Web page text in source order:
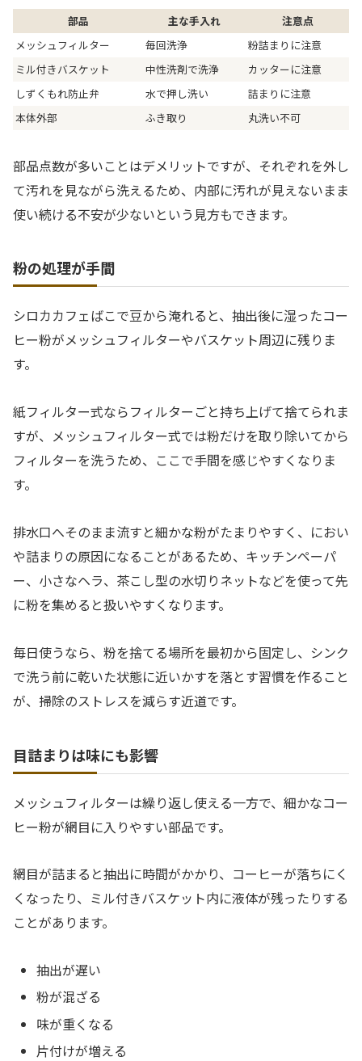
部品 主な手入れ
注意点
メッシュフィルター
毎回洗浄
粉詰まりに注意
ミル付きバスケット
中性洗剤で洗浄
カッターに注意
しずくもれ防止弁
水で押し洗い
詰まりに注意
本体外部
ふき取り 丸洗い不可
部品点数が多いことはデメリットですが、それぞれを外し
て汚れを見ながら洗えるため、内部に汚れが見えないまま
使い続ける不安が少ないという見方もできます。
粉の処理が手間
シロカカフェばこで豆から淹れると、抽出後に湿ったコー
ヒー粉がメッシュフィルターやバスケット周辺に残りま
す。
紙フィルター式ならフィルターごと持ち上げて捨てられま
すが、メッシュフィルター式では粉だけを取り除いてから
フィルターを洗うため、ここで手間を感じやすくなりま
す。
排水口へそのまま流すと細かな粉がたまりやすく、におい
や詰まりの原因になることがあるため、キッチンペーパ
ー、小さなヘラ、茶こし型の水切りネットなどを使って先
に粉を集めると扱いやすくなります。
毎日使うなら、粉を捨てる場所を最初から固定し、シンク
で洗う前に乾いた状態に近いかすを落とす習慣を作ること
が、掃除のストレスを減らす近道です。
目詰まりは味にも影響
メッシュフィルターは繰り返し使える一方で、細かなコー
ヒー粉が網目に入りやすい部品です。
網目が詰まると抽出に時間がかかり、コーヒーが落ちにく
くなったり、ミル付きバスケット内に液体が残ったりする
ことがあります。
抽出が遅い
粉が混ざる
味が重くなる
片付けが増える